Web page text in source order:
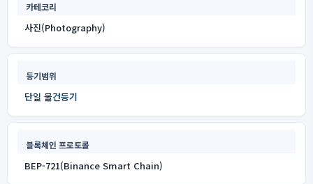
카테코리
사진(Photography)
등기범위
단일 물건등기
블록체인 프로토콜
BEP-721(Binance Smart Chain)